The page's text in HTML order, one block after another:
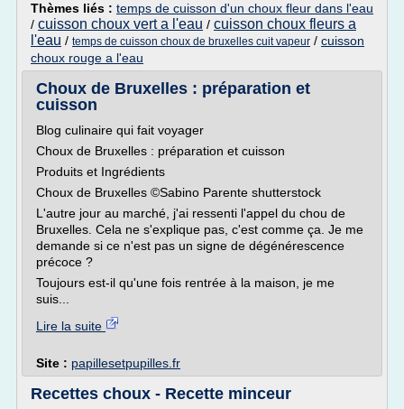
Thèmes liés : temps de cuisson d'un choux fleur dans l'eau
/ cuisson choux vert a l'eau / cuisson choux fleurs a
l'eau / temps de cuisson choux de bruxelles cuit vapeur / cuisson
choux rouge a l'eau
Choux de Bruxelles : préparation et
cuisson
Blog culinaire qui fait voyager
Choux de Bruxelles : préparation et cuisson
Produits et Ingrédients
Choux de Bruxelles ©Sabino Parente shutterstock
L'autre jour au marché, j'ai ressenti l'appel du chou de
Bruxelles. Cela ne s'explique pas, c'est comme ça. Je me
demande si ce n'est pas un signe de dégénérescence
précoce ?
Toujours est-il qu'une fois rentrée à la maison, je me
suis...
Lire la suite
Site : papillesetpupilles.fr
Recettes choux - Recette minceur